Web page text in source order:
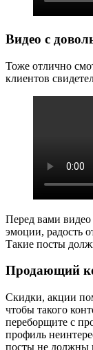
Видео с
Тоже отлично
клиентов
Перед вами
эмоции, радость
Такие посты
Продающий
Скидки, акции
чтобы такого
переборщите с
профиль
посты не должны